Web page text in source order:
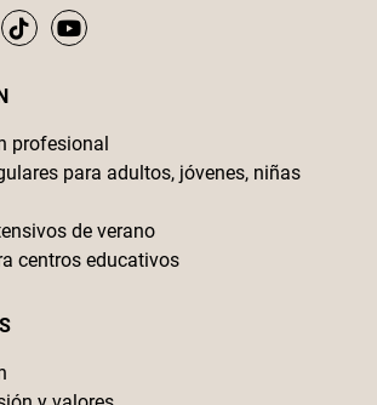
profesional
para adultos, jóvenes, niñas
de verano
centros educativos